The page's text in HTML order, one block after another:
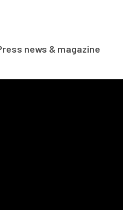
news & magazine